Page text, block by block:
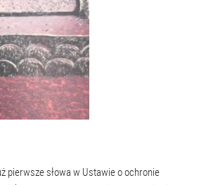
pierwsze słowa w Ustawie o ochronie